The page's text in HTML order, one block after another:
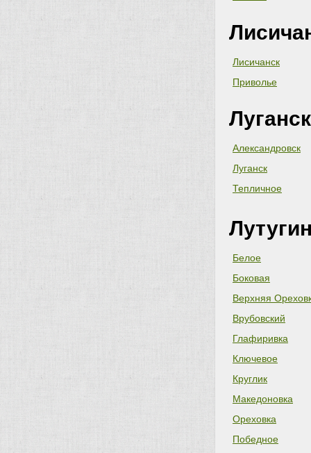
Лисичанск
Приволье
Александровск
Луганск
Тепличное
Белое
Боковая
Верхняя
Врубовский
Глафиривка
Ключевое
Круглик
Македоновка
Ореховка
Победное